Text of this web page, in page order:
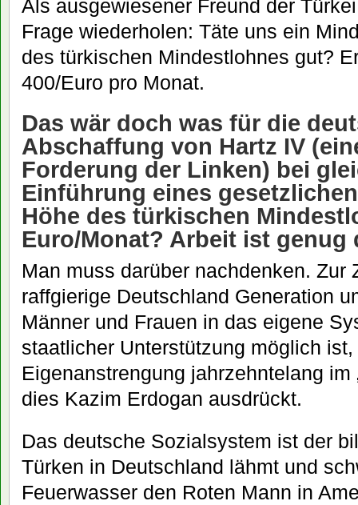
Als ausgewiesener Freund der
Frage wiederholen: Täte uns ein
des türkischen Mindestlohnes gut?
400/Euro pro Monat.
Das wär doch was für die
Abschaffung von Hartz IV
Forderung der Linken) bei
Einführung eines
Höhe des türkischen
Euro/Monat? Arbeit ist genug
Man muss darüber nachdenken. Zur
raffgierige Deutschland Generation
Männer und Frauen in das eigene
staatlicher Unterstützung möglich
Eigenanstrengung jahrzehntelang im
dies Kazim Erdogan ausdrückt.
Das deutsche Sozialsystem ist der
Türken in Deutschland lähmt und
Feuerwasser den Roten Mann in